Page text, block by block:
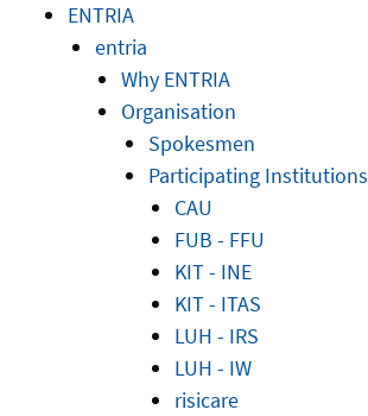
ENTRIA
entria
Why ENTRIA
Organisation
Spokesmen
Participating Institutions
CAU
FUB - FFU
KIT - INE
KIT - ITAS
LUH - IRS
LUH - IW
risicare